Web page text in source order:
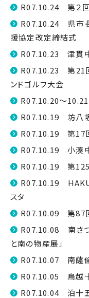
R07.10.24 第２
R07.10.24 県市
援協定改定締結式
R07.10.23 津貫
R07.10.23 第21回
ンドゴルフ大会
R07.10.20～
R07.10.19 坊八坂
R07.10.19 第17
R07.10.19 小湊
R07.10.19 第
R07.10.19
スタ
R07.10.09 第87
R07.10.08 南さ
と南の物産展」
R07.10.07 南薩倫
R07.10.05 鳥越十
R07.10.04 泊十五